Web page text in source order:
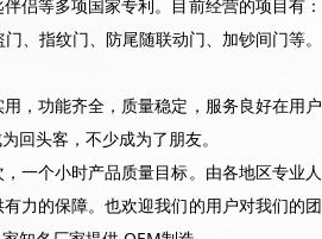
侣等多项国家专利。目前经营的项目有：
、指纹门、防尾随联动门、加钞间门等。
功能齐全，质量稳定，服务良好在用户
回头客，不少成为了朋友。
个小时产品质量目标。由各地区专业人
力的保障。也欢迎我们的用户对我们的团